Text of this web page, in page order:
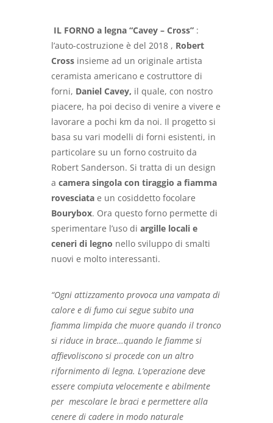
IL FORNO a legna “Cavey – Cross” :
l’auto-costruzione è del 2018 , Robert
Cross insieme ad un originale artista
ceramista americano e costruttore di
forni, Daniel Cavey, il quale, con nostro
piacere, ha poi deciso di venire a vivere e
lavorare a pochi km da noi. Il progetto si
basa su vari modelli di forni esistenti, in
particolare su un forno costruito da
Robert Sanderson. Si tratta di un design
a camera singola con tiraggio a fiamma
rovesciata e un cosiddetto focolare
Bourybox. Ora questo forno permette di
sperimentare l’uso di argille locali e
ceneri di legno nello sviluppo di smalti
nuovi e molto interessanti.
“Ogni attizzamento provoca una vampata di
calore e di fumo cui segue subito una
fiamma limpida che muore quando il tronco
si riduce in brace…quando le fiamme si
affievoliscono si procede con un altro
rifornimento di legna. L’operazione deve
essere compiuta velocemente e abilmente
per mescolare le braci e permettere alla
cenere di cadere in modo naturale